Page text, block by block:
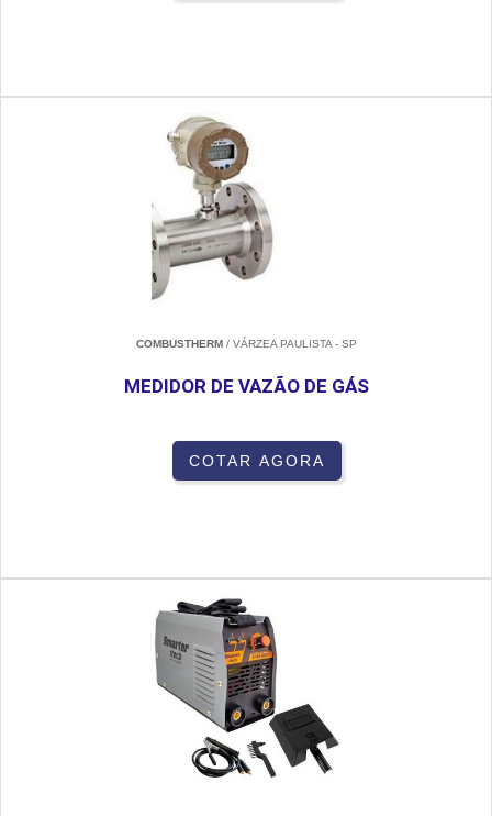
COMBUSTHERM / VÁRZEA PAULISTA - SP
MEDIDOR DE VAZÃO DE GÁS
COTAR AGORA